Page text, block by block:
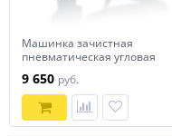
Машинка зачистная
пневматическая угловая
(мини) TOPTUL KASD0818
9 650 руб.